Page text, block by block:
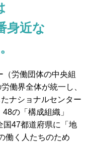
身近な
労働団体の中央組
働界全体が統一し、
ナショナルセンター
の「構成組織」
国47都道府県に「地
働く人たちのため